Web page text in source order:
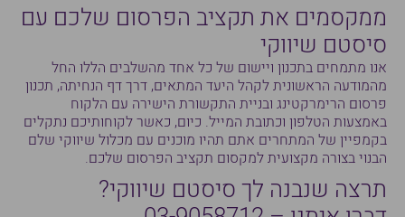
ממקסמים את תקציב הפרסום שלכם עם
סיסטם שיווקי
אנו מתמחים בתכנון ויישום של כל אחד מהשלבים הללו החל
מהמודעה הראשונית לקהל היעד המתאים, דרך דף הנחיתה, תכנון
פרסום הרימרקטינג ובניית התקשורת הישירה עם הלקוח
באמצעות הטלפון וכתובת המייל. כיום, כאשר לקוחותיכם נתקלים
בקמפיין של המתחרים אתם תהיו מוכנים עם מכלול שיווקי שלם
הבנוי בצורה מקצועית למקסום תקציב הפרסום שלכם.
תרצה שנבנה לך סיסטם שיווקי?